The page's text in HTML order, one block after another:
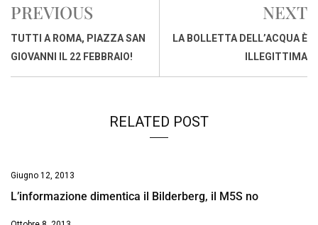
b
o
o
s
A
p
d
I
d
s
i
PREVIOUS
TUTTI A ROMA, PIAZZA SAN
GIOVANNI IL 22 FEBBRAIO!
NEXT
LA BOLLETTA DELL’ACQUA È
ILLEGITTIMA
RELATED POST
Giugno 12, 2013
L’informazione dimentica il Bilderberg, il M5S no